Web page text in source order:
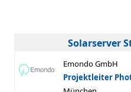
Solarserver